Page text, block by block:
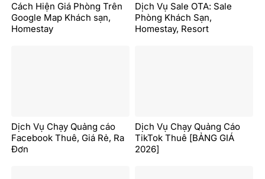
Cách Hiện Giá Phòng Trên
Google Map Khách sạn,
Homestay
Dịch Vụ Sale OTA: Sale
Phòng Khách Sạn,
Homestay, Resort
Dịch Vụ Chạy Quảng cáo
Facebook Thuê, Giá Rẻ, Ra
Đơn
Dịch Vụ Chạy Quảng Cáo
TikTok Thuê [BẢNG GIÁ
2026]